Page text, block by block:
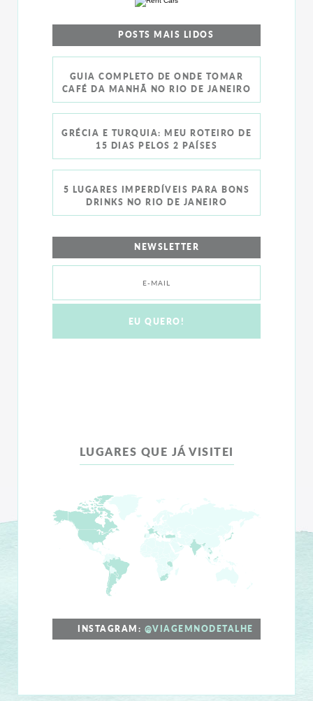
POSTS MAIS LIDOS
GUIA COMPLETO DE ONDE TOMAR
CAFÉ DA MANHÃ NO RIO DE JANEIRO
GRÉCIA E TURQUIA: MEU ROTEIRO DE
15 DIAS PELOS 2 PAÍSES
5 LUGARES IMPERDÍVEIS PARA BONS
DRINKS NO RIO DE JANEIRO
NEWSLETTER
LUGARES QUE JÁ VISITEI
INSTAGRAM: @VIAGEMNODETALHE